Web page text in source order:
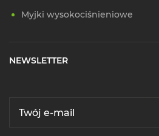
Myjki wysokociśnieniowe
NEWSLETTER